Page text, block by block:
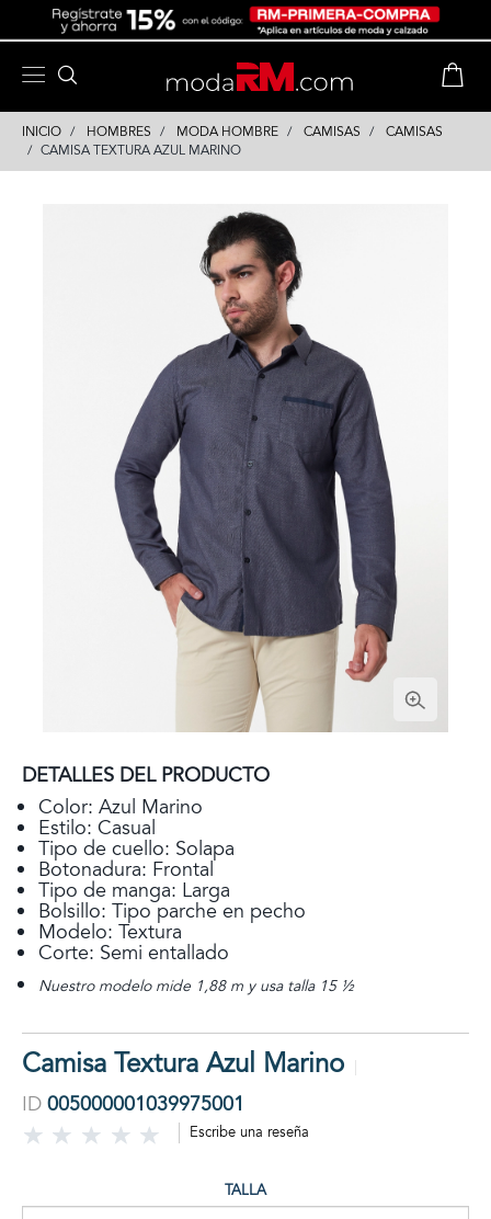
INICIO HOMBRES MODA HOMBRE CAMISAS
CAMISAS
CAMISA TEXTURA AZUL MARINO
DETALLES DEL PRODUCTO
Color: Azul Marino
Estilo: Casual
Tipo de cuello: Solapa
Botonadura: Frontal
Tipo de manga: Larga
Bolsillo: Tipo parche en pecho
Modelo: Textura
Corte: Semi entallado
Nuestro modelo mide 1,88 m y usa talla 15 ½
Camisa Textura Azul Marino
ID 005000001039975001
Escribe una reseña
TALLA